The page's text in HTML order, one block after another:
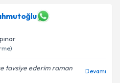
tavsiye ederim raman
Devamı